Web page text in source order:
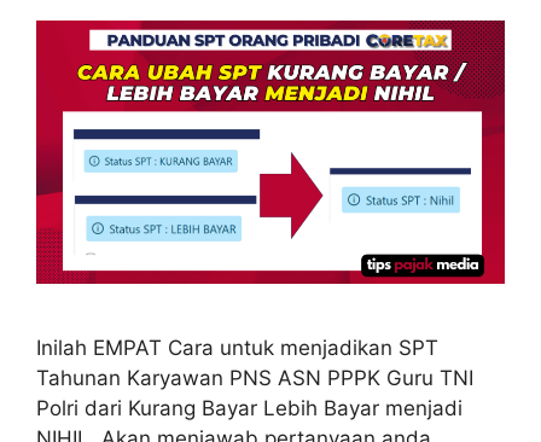
Inilah EMPAT Cara untuk menjadikan SPT
Tahunan Karyawan PNS ASN PPPK Guru TNI
Polri dari Kurang Bayar Lebih Bayar menjadi